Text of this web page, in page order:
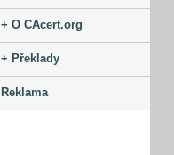
+ O CAcert.org
+ Překlady
Reklama